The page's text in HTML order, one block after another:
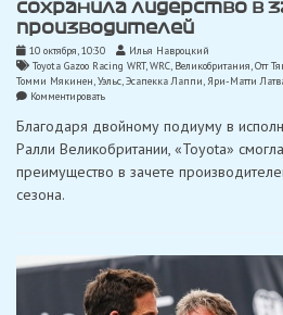
сохранила лидерство в
производителей
10 октября, 10:30
Илья Навроцкий
Toyota Gazoo Racing WRT,WRC, Великобритания,Отт
Томми Мякинен,Уэльс,Эсапекка Лаппи,Яри-Матти
Комментироватьon
Великобритании:
«Toyota»
сохранила
лидерство
Благодаря двойному подиуму в
Ралли Великобритании, «Toyota»
преимущество в зачете
сезона.